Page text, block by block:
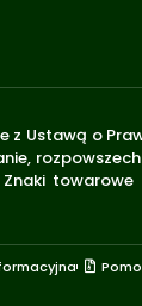
z Ustawą o